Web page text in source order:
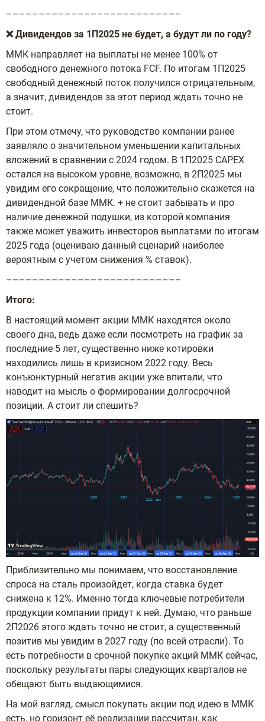
–––––––––––––––––––––––––––
❌ Дивидендов за 1П2025 не будет, а будут ли по году?
ММК направляет на выплаты не менее 100% от
свободного денежного потока FCF. По итогам 1П2025
свободный денежный поток получился отрицательным,
а значит, дивидендов за этот период ждать точно не
стоит.
При этом отмечу, что руководство компании ранее
заявляло о значительном уменьшении капитальных
вложений в сравнении с 2024 годом. В 1П2025 CAPEX
остался на высоком уровне, возможно, в 2П2025 мы
увидим его сокращение, что положительно скажется на
дивидендной базе ММК. + не стоит забывать и про
наличие денежной подушки, из которой компания
также может уважить инвесторов выплатами по итогам
2025 года (оцениваю данный сценарий наиболее
вероятным с учетом снижения % ставок).
–––––––––––––––––––––––––––
Итого:
В настоящий момент акции ММК находятся около
своего дна, ведь даже если посмотреть на график за
последние 5 лет, существенно ниже котировки
находились лишь в кризисном 2022 году. Весь
конъюнктурный негатив акции уже впитали, что
наводит на мысль о формировании долгосрочной
позиции. А стоит ли спешить?
Приблизительно мы понимаем, что восстановление
спроса на сталь произойдет, когда ставка будет
снижена к 12%. Именно тогда ключевые потребители
продукции компании придут к ней. Думаю, что раньше
2П2026 этого ждать точно не стоит, а существенный
позитив мы увидим в 2027 году (по всей отрасли). То
есть потребности в срочной покупке акций ММК сейчас,
поскольку результаты пары следующих кварталов не
обещают быть выдающимися.
На мой взгляд, смысл покупать акции под идею в ММК
есть, но горизонт её реализации рассчитан, как